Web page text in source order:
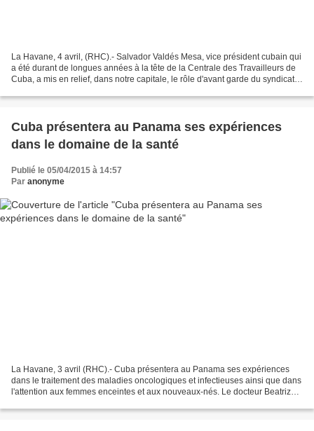
La Havane, 4 avril, (RHC).- Salvador Valdés Mesa, vice président cubain qui
a été durant de longues années à la tête de la Centrale des Travailleurs de
Cuba, a mis en relief, dans notre capitale, le rôle d'avant garde du syndicat
Cuba présentera au Panama ses expériences
dans le domaine de la santé
Publié le 05/04/2015 à 14:57
Par anonyme
La Havane, 3 avril (RHC).- Cuba présentera au Panama ses expériences
dans le traitement des maladies oncologiques et infectieuses ainsi que dans
l'attention aux femmes enceintes et aux nouveaux-nés. Le docteur Beatriz